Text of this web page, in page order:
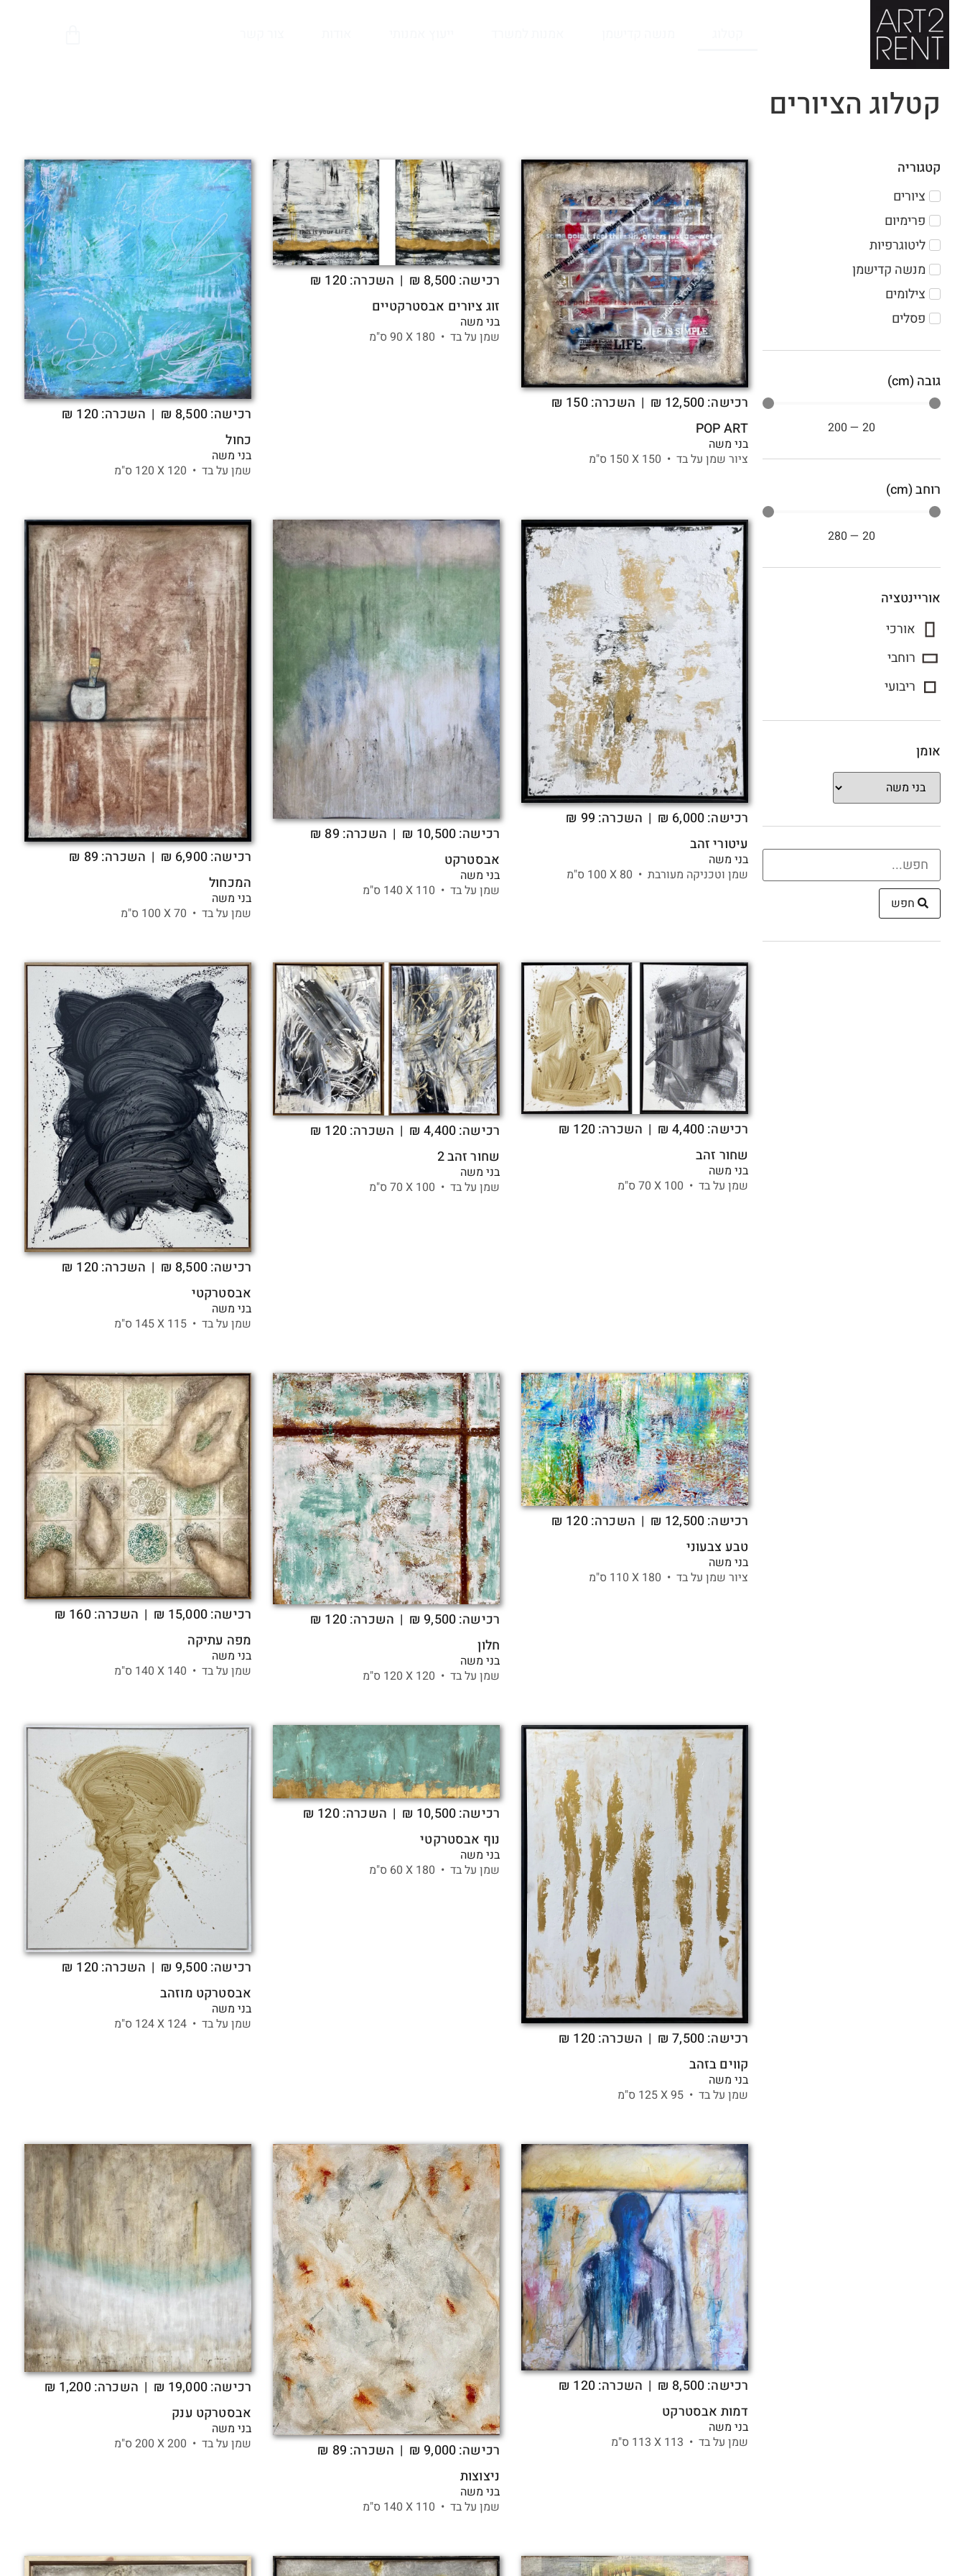
לתוכן
קטלוג הציורים
קטגוריה
ציורים
פרימיום
ליטוגרפיות
מנשה קדישמן
צילומים
פסלים
גובה (cm)
20
—
200
רוחב (cm)
20
—
280
אוריינטציה
אורכי
רוחבי
ריבועי
אומן
חפש
רכישה: ₪ 12,500
| השכרה: 150 ₪
POP ART
בני משה
ציור שמן על בד • 150 X 150 ס"מ
רכישה: ₪ 8,500
| השכרה: 120 ₪
זוג ציורים אבסטרקטיים
בני משה
שמן על בד • 180 X 90 ס"מ
רכישה: ₪ 8,500
| השכרה: 120 ₪
כחול
בני משה
שמן על בד • 120 X 120 ס"מ
רכישה: ₪ 6,000
| השכרה: 99 ₪
עיטורי זהב
בני משה
שמן וטכניקה מעורבת • 80 X 100 ס"מ
רכישה: ₪ 10,500
| השכרה: 89 ₪
אבסטרקט
בני משה
שמן על בד • 110 X 140 ס"מ
רכישה: ₪ 6,900
| השכרה: 89 ₪
המכחול
בני משה
שמן על בד • 70 X 100 ס"מ
רכישה: ₪ 4,400
| השכרה: 120 ₪
שחור זהב
בני משה
שמן על בד • 100 X 70 ס"מ
רכישה: ₪ 4,400
| השכרה: 120 ₪
שחור זהב 2
בני משה
שמן על בד • 100 X 70 ס"מ
רכישה: ₪ 8,500
| השכרה: 120 ₪
אבסטרקטי
בני משה
שמן על בד • 115 X 145 ס"מ
רכישה: ₪ 12,500
| השכרה: 120 ₪
טבע צבעוני
בני משה
ציור שמן על בד • 180 X 110 ס"מ
רכישה: ₪ 9,500
| השכרה: 120 ₪
חלון
בני משה
שמן על בד • 120 X 120 ס"מ
רכישה: ₪ 15,000
| השכרה: 160 ₪
מפה עתיקה
בני משה
שמן על בד • 140 X 140 ס"מ
רכישה: ₪ 7,500
| השכרה: 120 ₪
קווים בזהב
בני משה
שמן על בד • 95 X 125 ס"מ
רכישה: ₪ 10,500
| השכרה: 120 ₪
נוף אבסטרקטי
בני משה
שמן על בד • 180 X 60 ס"מ
רכישה: ₪ 9,500
| השכרה: 120 ₪
אבסטרקט מוזהב
בני משה
שמן על בד • 124 X 124 ס"מ
רכישה: ₪ 8,500
| השכרה: 120 ₪
דמות אבסטרקט
בני משה
שמן על בד • 113 X 113 ס"מ רכישה: ₪ 9,000
| השכרה: 89 ₪
ניצוצות
בני משה
שמן על בד • 110 X 140 ס"מ
רכישה: ₪ 19,000
| השכרה: 1,200 ₪
אבסטרקט ענק
בני משה
שמן על בד • 200 X 200 ס"מ